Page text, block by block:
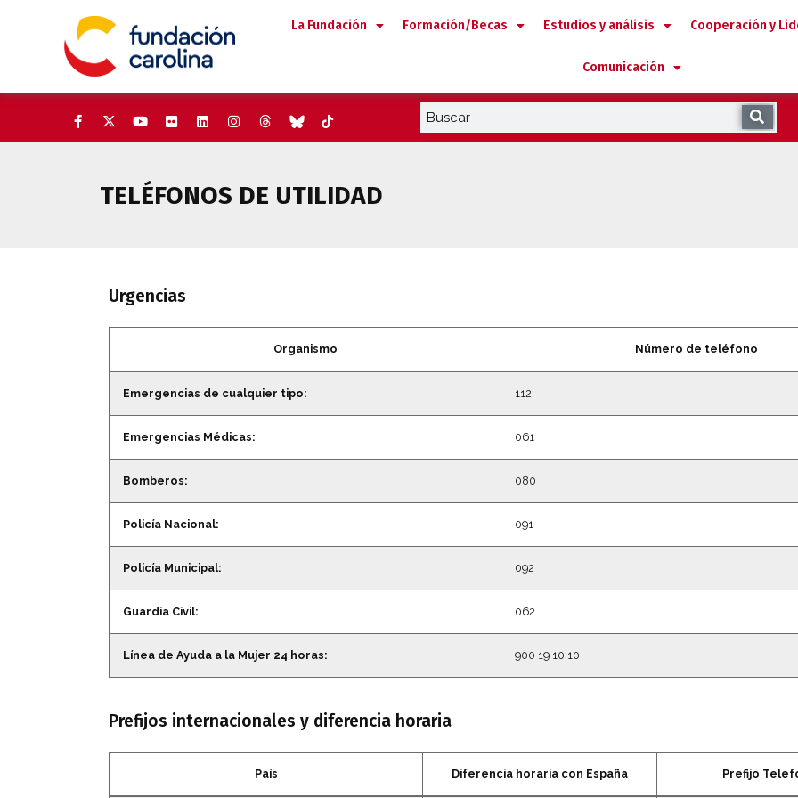
La Fundación Formación/Becas Estudios y análisis Cooperación y
Comunicación
TELÉFONOS DE UTILIDAD
Urgencias
Organismo Número de teléfono
Emergencias de cualquier tipo: 112
Emergencias Médicas: 061
Bomberos: 080
Policía Nacional: 091
Policía Municipal: 092
Guardia Civil: 062
Línea de Ayuda a la Mujer 24 horas: 900 19 10 10
Prefijos internacionales y diferencia horaria
País Diferencia horaria con España Prefijo